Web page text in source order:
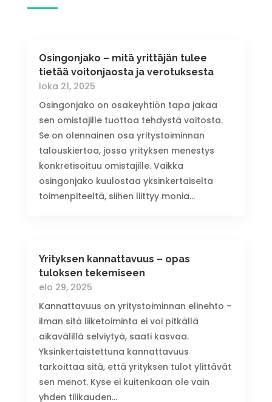
Osingonjako – mitä yrittäjän tulee
tietää voitonjaosta ja verotuksesta
loka 21, 2025
Osingonjako on osakeyhtiön tapa jakaa
sen omistajille tuottoa tehdystä voitosta.
Se on olennainen osa yritystoiminnan
talouskiertoa, jossa yrityksen menestys
konkretisoituu omistajille. Vaikka
osingonjako kuulostaa yksinkertaiselta
toimenpiteeltä, siihen liittyy monia...
Yrityksen kannattavuus – opas
tuloksen tekemiseen
elo 29, 2025
Kannattavuus on yritystoiminnan elinehto –
ilman sitä liiketoiminta ei voi pitkällä
aikavälillä selviytyä, saati kasvaa.
Yksinkertaistettuna kannattavuus
tarkoittaa sitä, että yrityksen tulot ylittävät
sen menot. Kyse ei kuitenkaan ole vain
yhden tilikauden...